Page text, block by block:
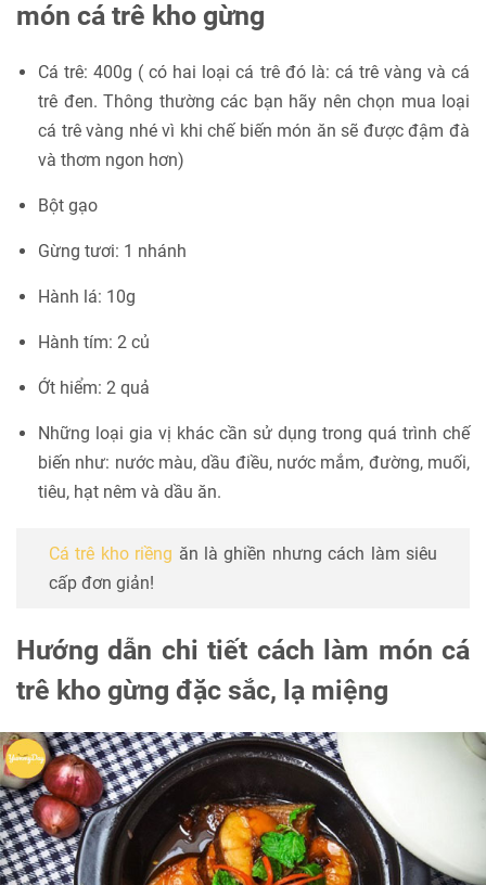
món cá trê kho gừng
Cá trê: 400g ( có hai loại cá trê đó là: cá trê vàng và cá
trê đen. Thông thường các bạn hãy nên chọn mua loại
cá trê vàng nhé vì khi chế biến món ăn sẽ được đậm đà
và thơm ngon hơn)
Bột gạo
Gừng tươi: 1 nhánh
Hành lá: 10g
Hành tím: 2 củ
Ớt hiểm: 2 quả
Những loại gia vị khác cần sử dụng trong quá trình chế
biến như: nước màu, dầu điều, nước mắm, đường, muối,
tiêu, hạt nêm và dầu ăn.
Cá trê kho riềng ăn là ghiền nhưng cách làm siêu
cấp đơn giản!
Hướng dẫn chi tiết cách làm món cá
trê kho gừng đặc sắc, lạ miệng